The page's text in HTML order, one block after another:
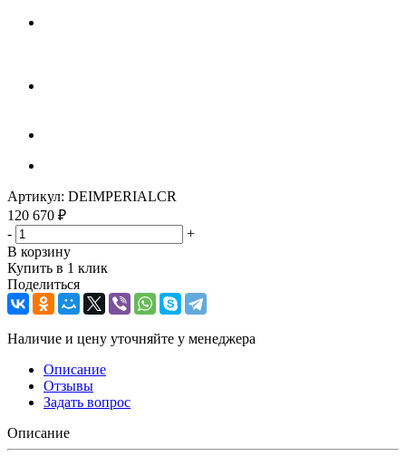
Артикул: DEIMPERIALCR
120 670 ₽
-
+
В корзину
Купить в 1 клик
Поделиться
Наличие и цену уточняйте у менеджера
Описание
Отзывы
Задать вопрос
Описание